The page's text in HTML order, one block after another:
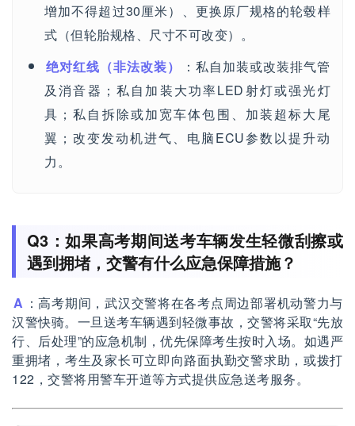
增加不得超过30厘米）、更换原厂规格的轮毂样
式（但轮胎规格、尺寸不可改变）。
绝对红线（非法改装）
：私自加装或改装排气管
及消音器；私自加装大功率LED射灯或强光灯
具；私自拆除或加宽车体包围、加装超标大尾
翼；改变发动机进气、电脑ECU参数以提升动
力。
Q3：如果高考期间送考车辆发生轻微刮擦或
遇到拥堵，交警有什么应急保障措施？
A ：高考期间，武汉交警将在各考点周边部署机动警力与
汉警快骑。一旦送考车辆遇到轻微事故，交警将采取“先放
行、后处理”的应急机制，优先保障考生按时入场。如遇严
重拥堵，考生及家长可立即向路面执勤交警求助，或拨打
122，交警将用警车开道等方式提供应急送考服务。